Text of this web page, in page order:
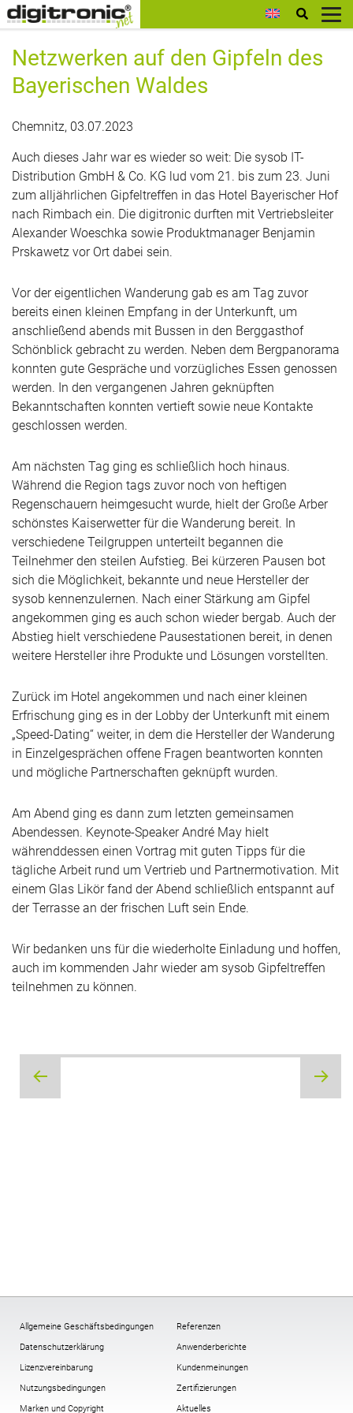
digitronic
Netzwerken auf den Gipfeln des
Bayerischen Waldes
Chemnitz, 03.07.2023
Auch dieses Jahr war es wieder so weit: Die sysob IT-
Distribution GmbH & Co. KG lud vom 21. bis zum 23. Juni
zum alljährlichen Gipfeltreffen in das Hotel Bayerischer Hof
nach Rimbach ein. Die digitronic durften mit Vertriebsleiter
Alexander Woeschka sowie Produktmanager Benjamin
Prskawetz vor Ort dabei sein.
Vor der eigentlichen Wanderung gab es am Tag zuvor
bereits einen kleinen Empfang in der Unterkunft, um
anschließend abends mit Bussen in den Berggasthof
Schönblick gebracht zu werden. Neben dem Bergpanorama
konnten gute Gespräche und vorzügliches Essen genossen
werden. In den vergangenen Jahren geknüpften
Bekanntschaften konnten vertieft sowie neue Kontakte
geschlossen werden.
Am nächsten Tag ging es schließlich hoch hinaus.
Während die Region tags zuvor noch von heftigen
Regenschauern heimgesucht wurde, hielt der Große Arber
schönstes Kaiserwetter für die Wanderung bereit. In
verschiedene Teilgruppen unterteilt begannen die
Teilnehmer den steilen Aufstieg. Bei kürzeren Pausen bot
sich die Möglichkeit, bekannte und neue Hersteller der
sysob kennenzulernen. Nach einer Stärkung am Gipfel
angekommen ging es auch schon wieder bergab. Auch der
Abstieg hielt verschiedene Pausestationen bereit, in denen
weitere Hersteller ihre Produkte und Lösungen vorstellten.
Zurück im Hotel angekommen und nach einer kleinen
Erfrischung ging es in der Lobby der Unterkunft mit einem
„Speed-Dating“ weiter, in dem die Hersteller der Wanderung
in Einzelgesprächen offene Fragen beantworten konnten
und mögliche Partnerschaften geknüpft wurden.
Am Abend ging es dann zum letzten gemeinsamen
Abendessen. Keynote-Speaker André May hielt
währenddessen einen Vortrag mit guten Tipps für die
tägliche Arbeit rund um Vertrieb und Partnermotivation. Mit
einem Glas Likör fand der Abend schließlich entspannt auf
der Terrasse an der frischen Luft sein Ende.
Wir bedanken uns für die wiederholte Einladung und hoffen,
auch im kommenden Jahr wieder am sysob Gipfeltreffen
teilnehmen zu können.
Beitragsnavigation
Allgemeine Geschäftsbedingungen
Datenschutzerklärung
Lizenzvereinbarung
Nutzungsbedingungen
Marken und Copyright
Referenzen
Anwenderberichte
Kundenmeinungen
Zertifizierungen
Aktuelles